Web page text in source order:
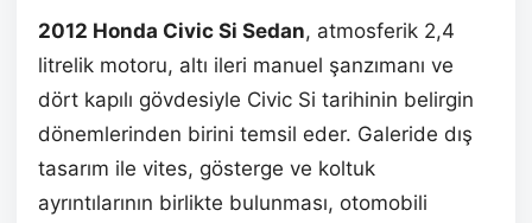
2012 Honda Civic Si Sedan, atmosferik 2,4
litrelik motoru, altı ileri manuel şanzımanı ve
dört kapılı gövdesiyle Civic Si tarihinin belirgin
dönemlerinden birini temsil eder. Galeride dış
tasarım ile vites, gösterge ve koltuk
ayrıntılarının birlikte bulunması, otomobili